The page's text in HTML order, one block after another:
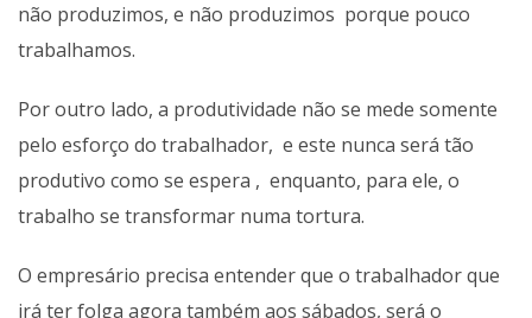
não produzimos, e não produzimos porque pouco
trabalhamos.
Por outro lado, a produtividade não se mede somente
pelo esforço do trabalhador, e este nunca será tão
produtivo como se espera , enquanto, para ele, o
trabalho se transformar numa tortura.
O empresário precisa entender que o trabalhador que
irá ter folga agora também aos sábados, será o